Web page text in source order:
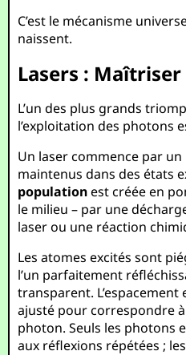
C’est le mécanisme
naissent.
Lasers :
L’un des plus grands
l’exploitation des photons
Un laser commence par un
maintenus dans des états
populationest créée en
le milieu – par une
laser ou une réaction
Les atomes excités sont
l’un parfaitement
transparent.
ajusté pour correspondre
photon. Seuls les photons
aux réflexions répétées ;